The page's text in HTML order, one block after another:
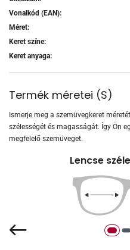
Vonalkód (EAN):
Méret:
Keret színe:
Keret anyaga:
Termék méretei (S)
Ismerje meg a szemüvegkeret
szélességét és magasságát. Így Ön
megfelelő szemüveget.
Lencse